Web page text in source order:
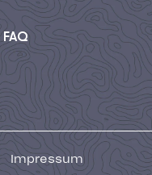
FAQ
Impressum